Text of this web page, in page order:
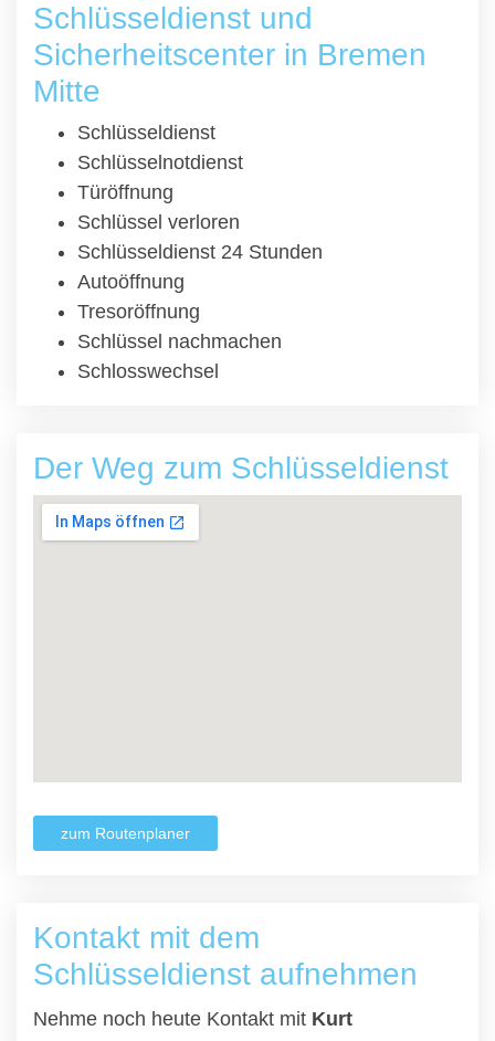
Schlüsseldienst und
Sicherheitscenter in Bremen
Mitte
Schlüsseldienst
Schlüsselnotdienst
Türöffnung
Schlüssel verloren
Schlüsseldienst 24 Stunden
Autoöffnung
Tresoröffnung
Schlüssel nachmachen
Schlosswechsel
Der Weg zum Schlüsseldienst
zum Routenplaner
Kontakt mit dem
Schlüsseldienst aufnehmen
Nehme noch heute Kontakt mit Kurt